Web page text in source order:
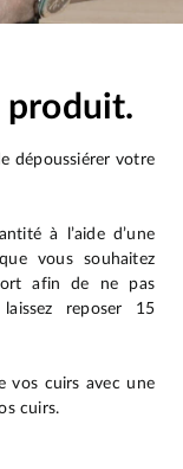
produit.
dépoussiérer votre
à l’aide d’une
vous souhaitez
afin de ne pas
reposer 15
vos cuirs avec une
cuirs.